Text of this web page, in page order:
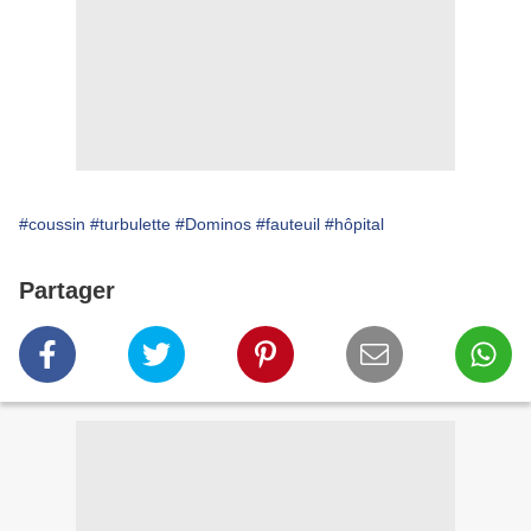
#coussin #turbulette #Dominos #fauteuil #hôpital
Partager